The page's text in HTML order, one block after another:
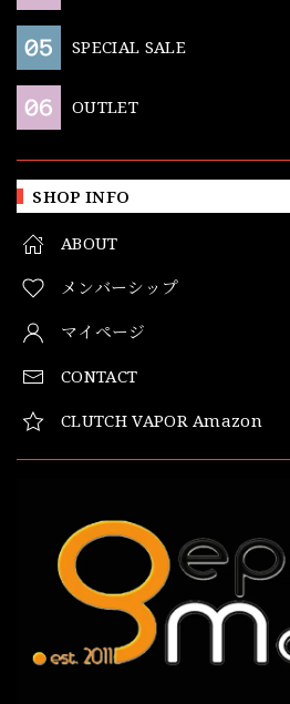
SPECIAL SALE
OUTLET
SHOP INFO
ABOUT
メンバーシップ
マイページ
CONTACT
CLUTCH VAPOR Amazon